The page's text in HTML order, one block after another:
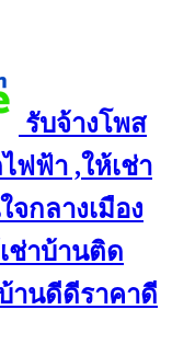
รับจ้างโพส
ฟฟ้า ,ให้เช่า
กลางเมือง
ช่าบ้านติด
านดีดีราคาดี